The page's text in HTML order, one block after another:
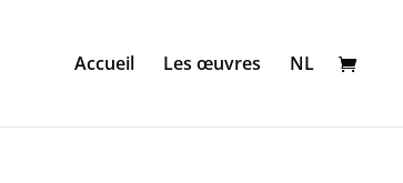
Accueil Les œuvres NL